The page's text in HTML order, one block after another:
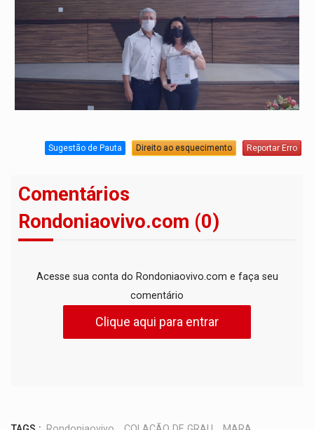
Sugestão de Pauta Direito ao esquecimento Reportar Erro
Comentários
Rondoniaovivo.com (0)
Acesse sua conta do Rondoniaovivo.com e faça seu
comentário
Clique aqui para entrar